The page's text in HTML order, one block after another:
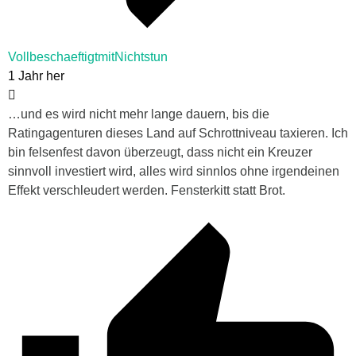
VollbeschaeftigtmitNichtstun
1 Jahr her
…und es wird nicht mehr lange dauern, bis die
Ratingagenturen dieses Land auf Schrottniveau taxieren. Ich
bin felsenfest davon überzeugt, dass nicht ein Kreuzer
sinnvoll investiert wird, alles wird sinnlos ohne irgendeinen
Effekt verschleudert werden. Fensterkitt statt Brot.